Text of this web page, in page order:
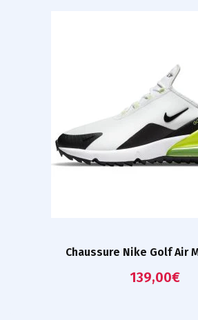
Chaussure Nike Golf Air
139,00€